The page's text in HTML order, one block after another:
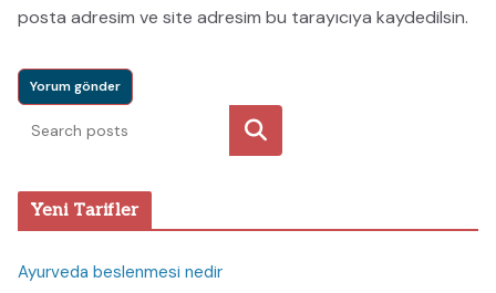
posta adresim ve site adresim bu tarayıcıya kaydedilsin.
Ara
Yeni Tarifler
Ayurveda beslenmesi nedir